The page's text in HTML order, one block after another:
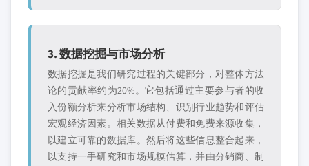
3. 数据挖掘与市场分析
数据挖掘是我们研究过程的关键部分，对整体方法
论的贡献率约为20%。它包括通过主要参与者的收
入份额分析来分析市场结构、识别行业趋势和评估
宏观经济因素。相关数据从付费和免费来源收集，
以建立可靠的数据库。然后将这些信息整合起来，
以支持一手研究和市场规模估算，并由分销商、制